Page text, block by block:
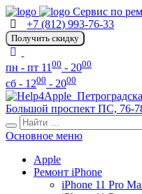
Сервис по
+7 (812) 993-76-33
Получить скидку
пн - пт 11 00 - 2000
сб - 1200 - 2000
Большой проспект ПС, 76-
Основное меню
Apple
Ремонт iPhone
iPhone 11 Pro